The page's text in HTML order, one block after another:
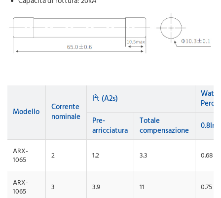
Modello
Corrente
nominale
I²t (A2s)
Watt
Pre-
arricciatura
Totale
compensazione
0.8In
ARX-
1065 2 1.2 3.3 0.68
ARX-
1065 3 3.9 11 0.75